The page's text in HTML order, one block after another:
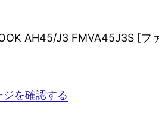
AH45/J3 FMVA45J3S [フ
を確認する